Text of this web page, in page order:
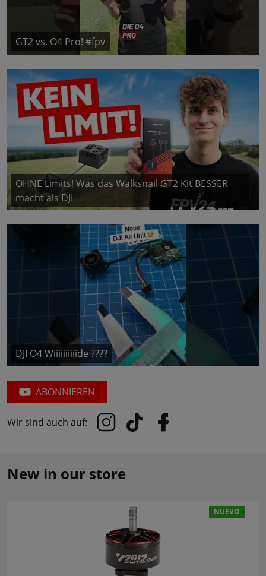
GT2 vs. O4 Pro! #fpv
OHNE Limits! Was das Walksnail GT2 Kit BESSER
macht als DJI
DJI O4 Wiiiiiiiiiide ????
ABONNIEREN
Wir sind auch auf:
New in our store
NUEVO